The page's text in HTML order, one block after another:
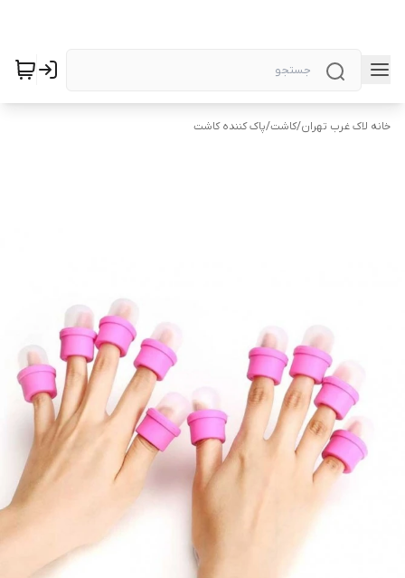
خانه لاک غرب تهران/کاشت/پاک کننده کاشت